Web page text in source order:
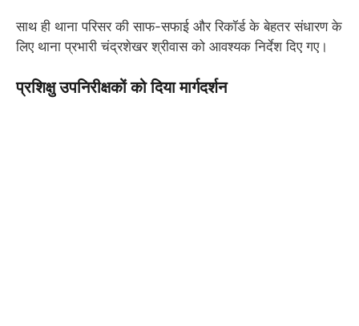
साथ ही थाना परिसर की साफ-सफाई और रिकॉर्ड के बेहतर संधारण के
लिए थाना प्रभारी चंद्रशेखर श्रीवास को आवश्यक निर्देश दिए गए।
प्रशिक्षु उपनिरीक्षकों को दिया मार्गदर्शन